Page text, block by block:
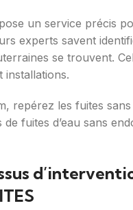
un service précis
experts savent
se trouvent.
installations.
repérez les fuites sans
de fuites d’eau sans